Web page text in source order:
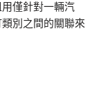
僅針對一輛汽
別之間的關聯來